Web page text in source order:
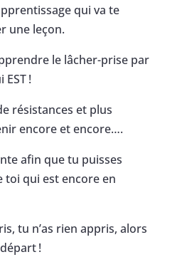
qui va te
une leçon.
le lâcher-prise par
!
résistances et plus
encore et encore….
afin que tu puisses
qui est encore en
tu n’as rien appris, alors
!